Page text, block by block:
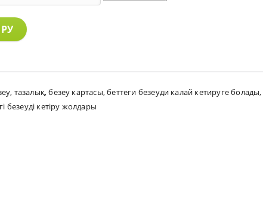
, тазалық,безеу картасы,беттеги безеуди калай кетируге болады,
безеуді кетіру жолдары